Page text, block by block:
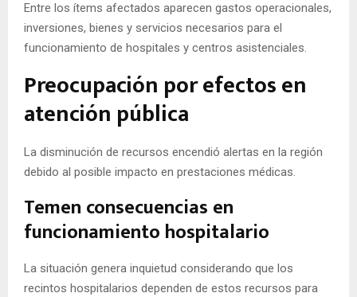
Entre los ítems afectados aparecen gastos operacionales,
inversiones, bienes y servicios necesarios para el
funcionamiento de hospitales y centros asistenciales.
Preocupación por efectos en
atención pública
La disminución de recursos encendió alertas en la región
debido al posible impacto en prestaciones médicas.
Temen consecuencias en
funcionamiento hospitalario
La situación genera inquietud considerando que los
recintos hospitalarios dependen de estos recursos para